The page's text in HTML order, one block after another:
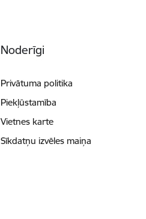
Noderīgi
Privātuma politika
Piekļūstamība
Vietnes karte
Sīkdatņu izvēles maiņa